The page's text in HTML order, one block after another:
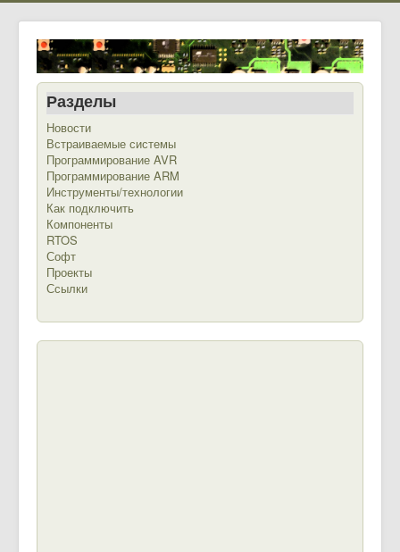
Разделы
Новости
Встраиваемые системы
Программирование AVR
Программирование ARM
Инструменты/технологии
Как подключить
Компоненты
RTOS
Софт
Проекты
Ссылки